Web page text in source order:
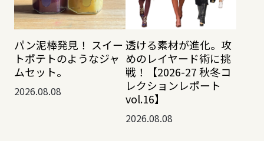
パン泥棒発見！ スイー
トポテトのようなジャ
ムセット。
2026.08.08
透ける素材が進化。攻
めのレイヤード術に挑
戦！【2026-27 秋冬コ
レクションレポート
vol.16】
2026.08.08